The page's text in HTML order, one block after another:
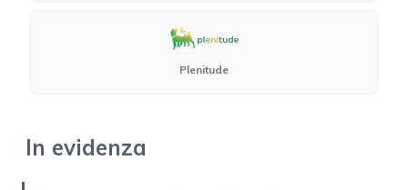
Plenitude
In evidenza